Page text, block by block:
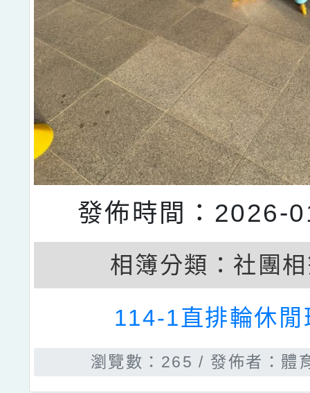
發佈時間：2026-
相簿分類： 社團
114-1直排輪休閒
瀏覽數：265 發佈者：體